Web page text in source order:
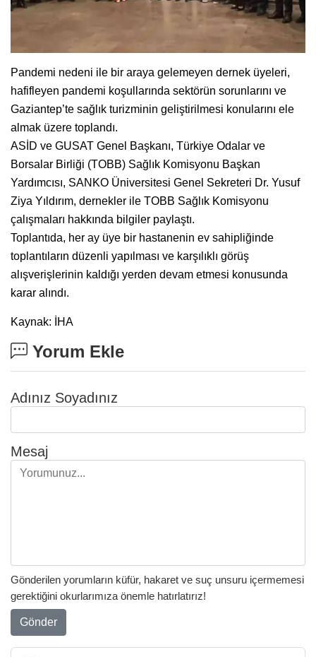
Pandemi nedeni ile bir araya gelemeyen dernek üyeleri,
hafifleyen pandemi koşullarında sektörün sorunlarını ve
Gaziantep’te sağlık turizminin geliştirilmesi konularını ele
almak üzere toplandı.
ASİD ve GUSAT Genel Başkanı, Türkiye Odalar ve
Borsalar Birliği (TOBB) Sağlık Komisyonu Başkan
Yardımcısı, SANKO Üniversitesi Genel Sekreteri Dr. Yusuf
Ziya Yıldırım, dernekler ile TOBB Sağlık Komisyonu
çalışmaları hakkında bilgiler paylaştı.
Toplantıda, her ay üye bir hastanenin ev sahipliğinde
toplantıların düzenli yapılması ve karşılıklı görüş
alışverişlerinin kaldığı yerden devam etmesi konusunda
karar alındı.
Kaynak: İHA
Yorum Ekle
Adınız Soyadınız
Mesaj
Gönderilen yorumların küfür, hakaret ve suç unsuru içermemesi
gerektiğini okurlarımıza önemle hatırlatırız!
Gönder